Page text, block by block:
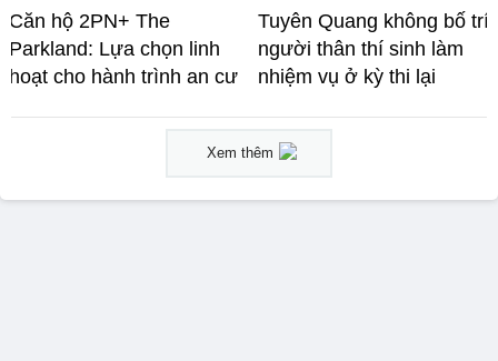
Căn hộ 2PN+ The
Parkland: Lựa chọn linh
hoạt cho hành trình an cư
Tuyên Quang không bố trí
người thân thí sinh làm
nhiệm vụ ở kỳ thi lại
Xem thêm